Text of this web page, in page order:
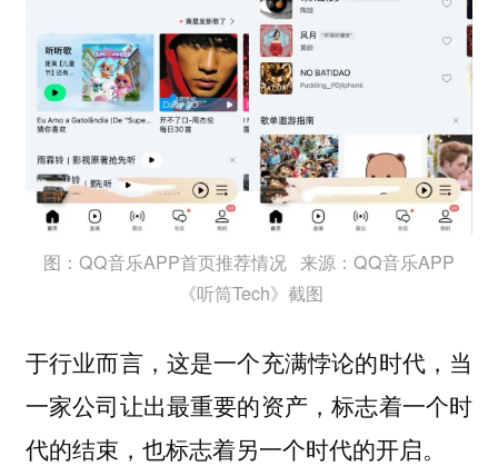
图：QQ音乐APP首页推荐情况 来源：QQ音乐APP
《听筒Tech》截图
于行业而言，这是一个充满悖论的时代， 当
一家公司让出最重要的资产，标志着一个时
代的结束，也标志着另一个时代的开启。